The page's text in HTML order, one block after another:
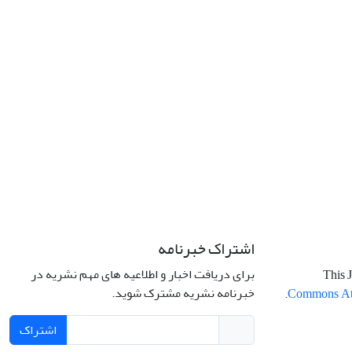
This
Commons
.
اشتراک خبرنامه
برای دریافت اخبار و اطلاعیه های مهم نشریه در
خبرنامه نشریه مشترک شوید.
اشتراک